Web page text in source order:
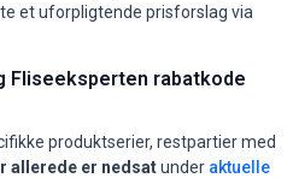
et uforpligtende prisforslag via
Fliseeksperten rabatkode
produktserier, restpartier med
allerede er nedsatunder aktuelle